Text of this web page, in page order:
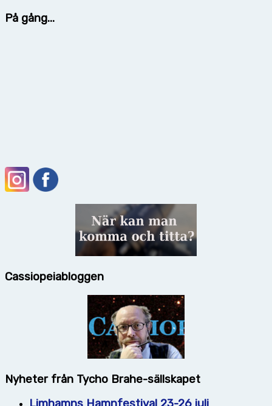
På gång...
Cassiopeiabloggen
Nyheter från Tycho Brahe-sällskapet